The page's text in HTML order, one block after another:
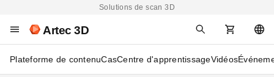
Solutions de scan 3D
Artec 3D
Plateforme de contenuCasCentre d'apprentissageVidéos